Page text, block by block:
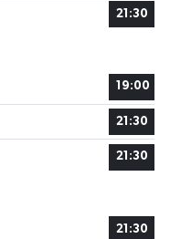
21:30
19:00
21:30
21:30
21:30